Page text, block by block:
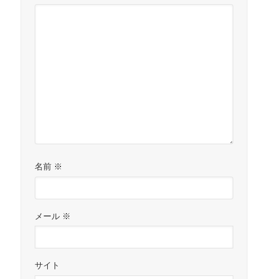
名前 ※
メール ※
サイト